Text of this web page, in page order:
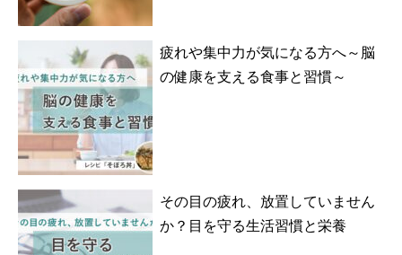
疲れや集中力が気になる方へ～脳
の健康を支える食事と習慣～
その目の疲れ、放置していません
か？目を守る生活習慣と栄養